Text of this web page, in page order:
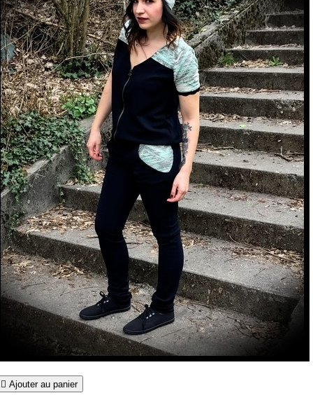
 Ajouter au panier